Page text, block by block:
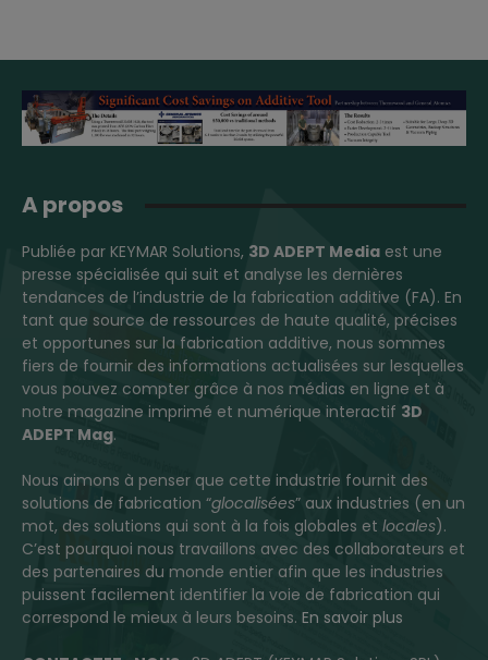
A propos
Publiée par KEYMAR Solutions, 3D ADEPT Media est une
presse spécialisée qui suit et analyse les dernières
tendances de l’industrie de la fabrication additive (FA). En
tant que source de ressources de haute qualité, précises
et opportunes sur la fabrication additive, nous sommes
fiers de fournir des informations actualisées sur lesquelles
vous pouvez compter grâce à nos médias en ligne et à
notre magazine imprimé et numérique interactif 3D
ADEPT Mag.
Nous aimons à penser que cette industrie fournit des
solutions de fabrication “glocalisées” aux industries (en un
mot, des solutions qui sont à la fois globales et locales).
C’est pourquoi nous travaillons avec des collaborateurs et
des partenaires du monde entier afin que les industries
puissent facilement identifier la voie de fabrication qui
correspond le mieux à leurs besoins. En savoir plus